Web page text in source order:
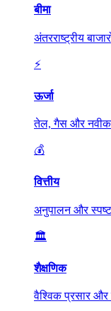
बीमा
अंतरराष्ट्रीय
⚡
ऊर्जा
तेल, गैस और
💰
वित्तीय
अनुपालन और
🏛️
शैक्षणिक
वैश्विक प्रसार